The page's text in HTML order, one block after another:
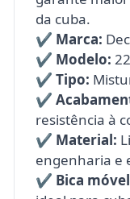
da cuba.
✔️ Marca:
✔️ Modelo:
✔️ Tipo:
✔️
resistência à
✔️ Material:
engenharia e
✔️ Bica